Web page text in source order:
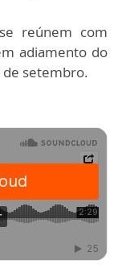
reúnem com
adiamento do
setembro.